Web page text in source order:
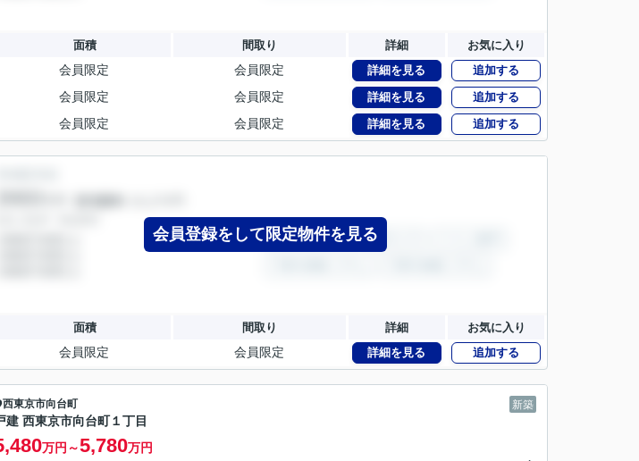
面積 間取り 詳細 お気に入り
会員限定 会員限定 詳細を見る 追加する
会員限定 会員限定 詳細を見る 追加する
会員限定 会員限定 詳細を見る 追加する
会員登録をして限定物件を見る
面積 間取り 詳細 お気に入り
会員限定 会員限定 詳細を見る 追加する
新築
西東京市向台町
建 西東京市向台町１丁目
万円～5,780万円